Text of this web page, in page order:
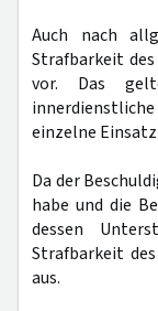
Auch nach
Strafbarkeit
vor. Das
einzelne
Da der
habe und die
dessen
Strafbarkeit
aus.